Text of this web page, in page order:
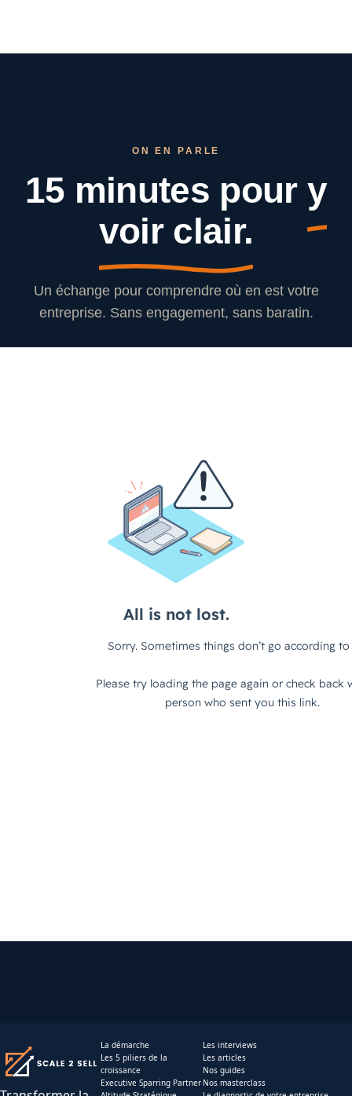
ON EN PARLE
15 minutes pour y
voir clair.
Un échange pour comprendre où en est votre
entreprise. Sans engagement, sans baratin.
La démarche
Les 5 piliers de la
croissance
Executive Sparring Partner
Les interviews
Les articles
Nos guides
Nos masterclass